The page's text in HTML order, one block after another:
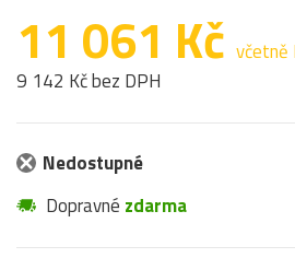
11 061 Kč včetně
9 142 Kč bez DPH
Nedostupné
Dopravné zdarma